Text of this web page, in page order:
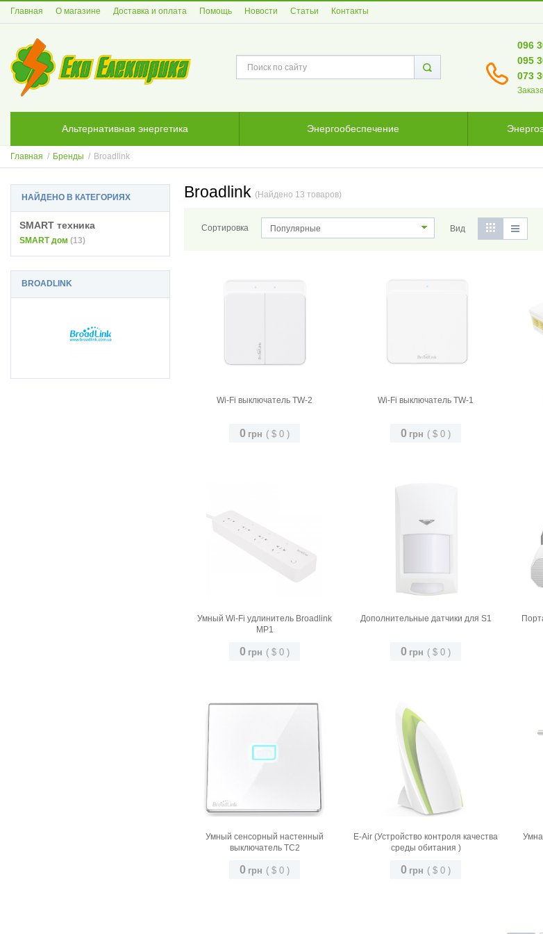
Главная О магазине Доставка и оплата Помощь Новости Статьи Контакты
096
095
073
Альтернативная энергетика Энергообеспечение
Главная / Бренды / Broadlink
НАЙДЕНО В КАТЕГОРИЯХ
SMART техника
SMART дом (13)
BROADLINK
Broadlink (Найдено 13 товаров)
Сортировка Популярные Вид
Wi-Fi выключатель TW-2
0 грн ( $ 0 )
Wi-Fi выключатель TW-1
0 грн ( $ 0 )
Умный Wi-Fi удлинитель Broadlink
MP1
0 грн ( $ 0 )
Дополнительные датчики для S1
0 грн ( $ 0 )
Умный сенсорный настенный
выключатель TC2
0 грн ( $ 0 )
E-Air (Устройство контроля качества
среды обитания )
0 грн ( $ 0 )